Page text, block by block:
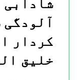
شادابی
آلودگی
کردار
خلیق